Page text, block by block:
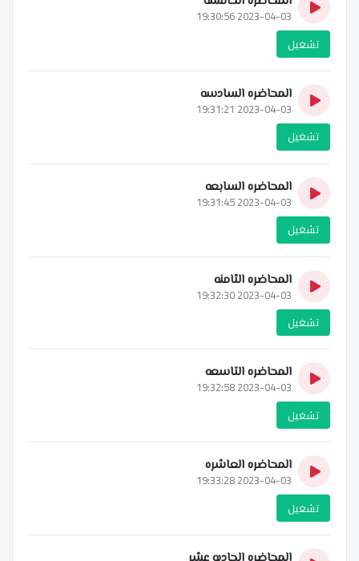
2023-04-03 19:30:56
تشغيل
المحاضره السادسه
2023-04-03 19:31:21
تشغيل
المحاضره السابعه
2023-04-03 19:31:45
تشغيل
المحاضره الثامنه
2023-04-03 19:32:30
تشغيل
المحاضره التاسعه
2023-04-03 19:32:58
تشغيل
المحاضره العاشره
2023-04-03 19:33:28
تشغيل